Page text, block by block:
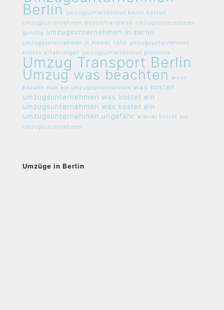
Berlin
umzugsunternehmen berlin kosten
umzugsunternehmen deutschlandweit
umzugsunternehmen
günstig umzugsunternehmen in berlin
umzugsunternehmen in meiner nähe umzugsunternehmen
kosten erfahrungen umzugsunternehmen preisliste
Umzug Transport Berlin
Umzug was beachten
wann
bezahlt man ein umzugsunternehmen was kosten
umzugsunternehmen was kostet ein
umzugsunternehmen was kostet ein
umzugsunternehmen ungefähr wieviel kostet ein
umzugsunternehmen
Umzüge in Berlin